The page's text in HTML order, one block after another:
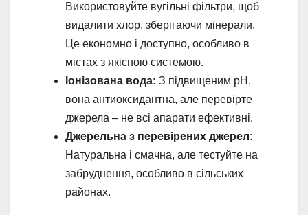
Використовуйте вугільні фільтри, щоб
видалити хлор, зберігаючи мінерали.
Це економно і доступно, особливо в
містах з якісною системою.
Іонізована вода: З підвищеним pH,
вона антиоксидантна, але перевірте
джерела – не всі апарати ефективні.
Джерельна з перевірених джерел:
Натуральна і смачна, але тестуйте на
забруднення, особливо в сільських
районах.